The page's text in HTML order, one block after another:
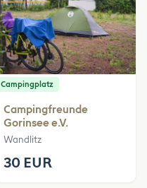
Campingplatz
Campingfreunde
Gorinsee e.V.
Wandlitz
30 EUR